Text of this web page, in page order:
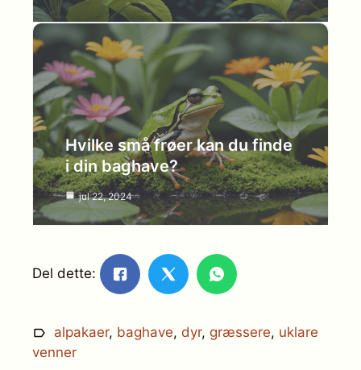
Hvilke små frøer kan du finde
i din baghave?
jul 22, 2024
Del dette:
alpakaer, baghave, dyr, græssere, uklare
venner